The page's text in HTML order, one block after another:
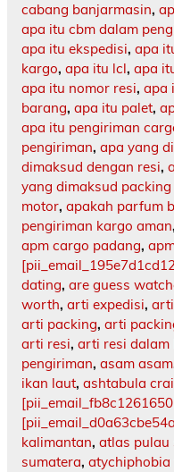
cabang banjarmasin,
apa itu cbm dalam
apa itu ekspedisi, apa
kargo, apa itu lcl, apa
apa itu nomor resi, apa
barang, apa itu palet,
apa itu pengiriman
pengiriman, apa yang
dimaksud dengan resi,
yang dimaksud
motor, apakah parfum
pengiriman kargo aman,
apm cargo padang,
dating, are guess
worth, arti expedisi,
arti packing, arti
arti resi, arti resi dalam
pengiriman, asam asam
ikan laut, ashtabula
kalimantan, atlas pulau
sumatera, atychiphobia